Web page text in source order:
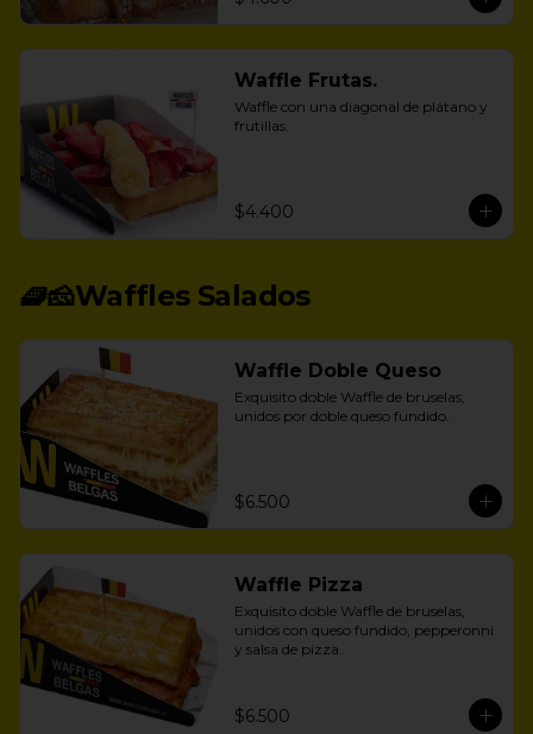
Waffle Frutas.
Waffle con una diagonal de plátano y
frutillas.
$4.400
🧇🧀Waffles Salados
Waffle Doble Queso
Exquisito doble Waffle de bruselas,
unidos por doble queso fundido.
$6.500
Waffle Pizza
Exquisito doble Waffle de bruselas,
unidos con queso fundido, pepperonni
y salsa de pizza.
$6.500